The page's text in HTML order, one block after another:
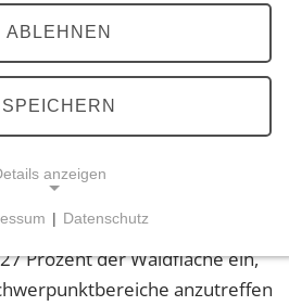
der Privatwald mit rund
Prozent der Waldfläche ein,
anzutreffen
ABLEHNEN
SPEICHERN
anzeigen
ermöglichen grundlegende
für die einwandfreie Funktion
| Datenschutz